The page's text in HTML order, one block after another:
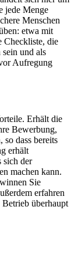
jede Menge
Menschen
etwa mit
Checkliste, die
und als
Aufregung
Erhält die
Bewerbung,
so dass bereits
erhält
sich der
machen kann.
Sie
erfahren
überhaupt